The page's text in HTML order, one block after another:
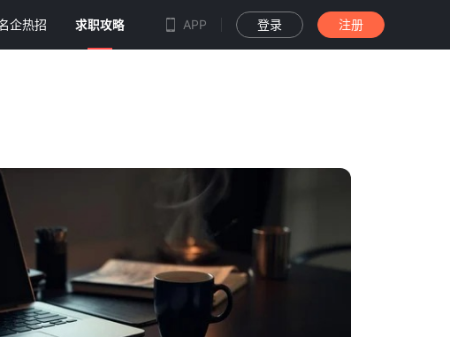
企热招 求职攻略 APP 登录 注册